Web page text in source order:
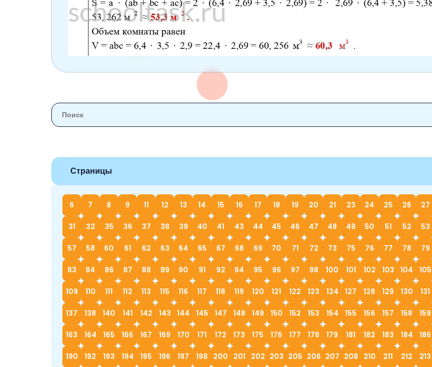
Страницы
6 7 8 9 11 12 13 14 15 16 17 18 19 20 21 23 24 25 26 27
31 32 35 36 37 38 39 40 41 43 44 45 46 47 48 49 50 51 52 53
57 58 60 61 62 63 64 65 67 68 69 70 71 72 73 75 76 77 78 79
83 84 86 87 88 89 90 91 92 94 95 96 97 98 100 101 102 103 104 105
109 110 111 112 113 115 116 117 118 119 120 121 122 123 124 127 128 129 130 131
137 138 140 141 142 143 144 145 147 148 149 150 152 153 154 155 156 157 158 159
163 164 165 166 167 169 170 171 172 173 175 176 177 178 179 181 182 183 184 186
190 192 193 194 195 196 197 198 200 201 202 203 205 206 207 208 210 211 212 213